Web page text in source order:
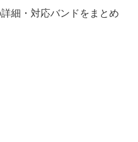
細・対応バンドをまとめ